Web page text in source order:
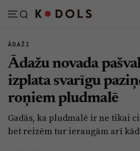
Abonēt
Ziņas
Politika
ĀDAŽI
Ādažu novada
izplata svarīgu
roņiem pludmalē
Gadās, ka pludmalē ir ne tikai
bet reizēm tur ieraugām arī